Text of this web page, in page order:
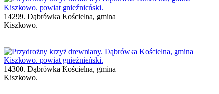
14299. Dąbrówka Kościelna, gmina
Kiszkowo.
14300. Dąbrówka Kościelna, gmina
Kiszkowo.